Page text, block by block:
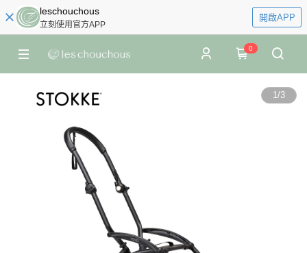
leschouchous
立刻使用官方APP
開啟APP
0
1/3